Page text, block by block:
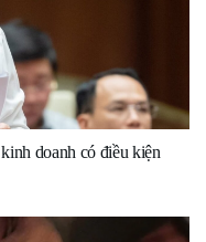
doanh có điều kiện